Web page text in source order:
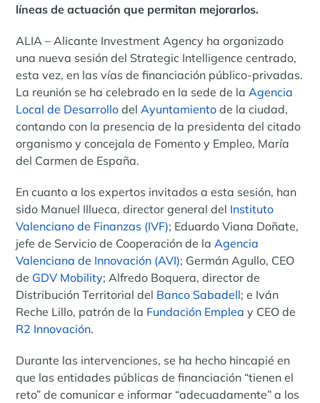
líneas de actuación que permitan mejorarlos.
ALIA – Alicante Investment Agency ha organizado
una nueva sesión del Strategic Intelligence centrado,
esta vez, en las vías de financiación público-privadas.
La reunión se ha celebrado en la sede de la Agencia
Local de Desarrollo del Ayuntamiento de la ciudad,
contando con la presencia de la presidenta del citado
organismo y concejala de Fomento y Empleo, María
del Carmen de España.
En cuanto a los expertos invitados a esta sesión, han
sido Manuel Illueca, director general del Instituto
Valenciano de Finanzas (IVF); Eduardo Viana Doñate,
jefe de Servicio de Cooperación de la Agencia
Valenciana de Innovación (AVI); Germán Agullo, CEO
de GDV Mobility; Alfredo Boquera, director de
Distribución Territorial del Banco Sabadell; e Iván
Reche Lillo, patrón de la Fundación Emplea y CEO de
R2 Innovación.
Durante las intervenciones, se ha hecho hincapié en
que las entidades públicas de financiación “tienen el
reto” de comunicar e informar “adecuadamente” a los